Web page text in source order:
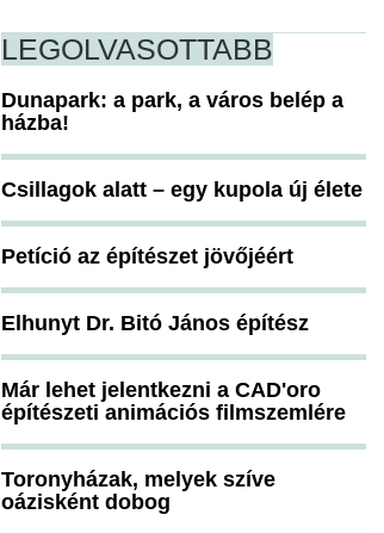
LEGOLVASOTTABB
Dunapark: a park, a város belép a
házba!
Csillagok alatt – egy kupola új élete
Petíció az építészet jövőjéért
Elhunyt Dr. Bitó János építész
Már lehet jelentkezni a CAD'oro
építészeti animációs filmszemlére
Toronyházak, melyek szíve
oázisként dobog